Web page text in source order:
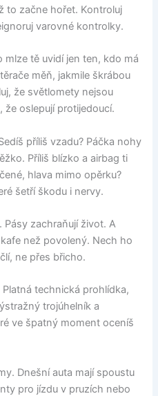
to začne hořet. Kontroluj
varovné kontrolky.
mlze tě uvidí jen ten, kdo má
měň, jakmile škrábou
že světlomety nejsou
že oslepují protijedoucí.
příliš vzadu? Páčka nohy
Příliš blízko a airbag ti
hlava mimo opěrku?
šetří škodu i nervy.
zachraňují život. A
než povolený. Nech ho
ne přes břicho.
technická prohlídka,
trojúhelník a
ve špatný moment oceníš
Dnešní auta mají spoustu
pro jízdu v pruzích nebo